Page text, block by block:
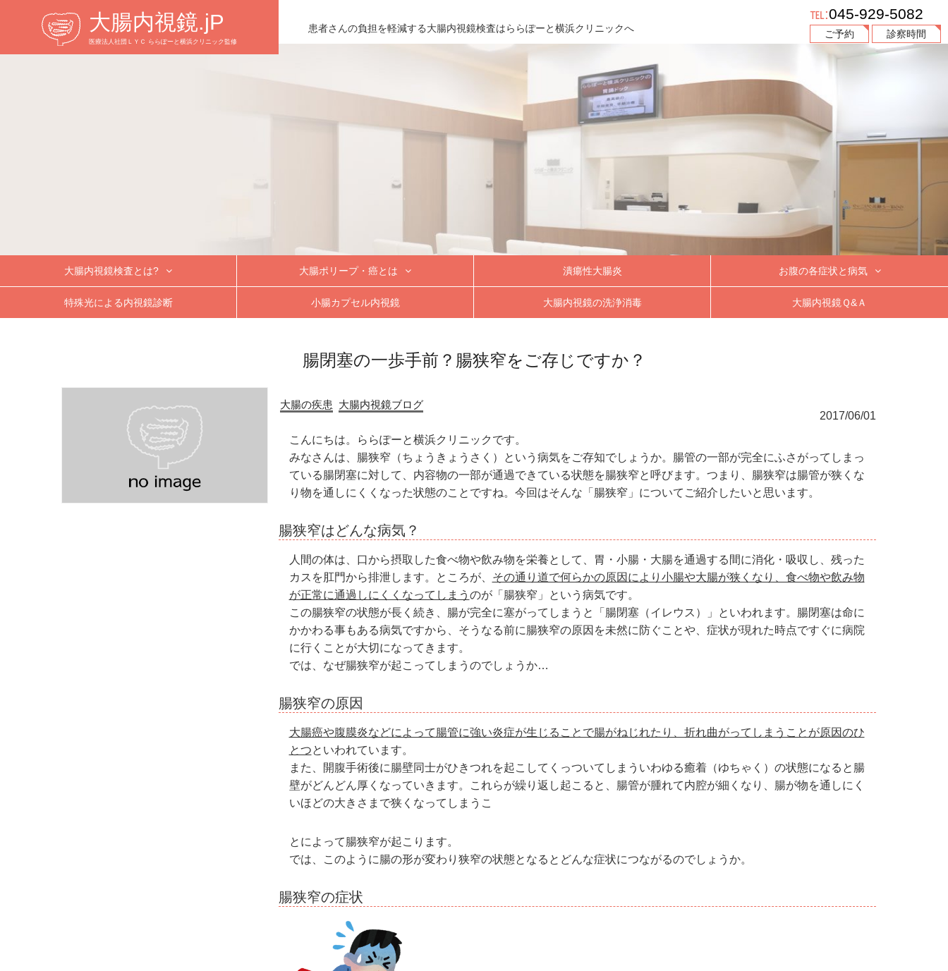
大腸内視鏡.jP
医療法人社団ＬＹＣ ららぽーと横浜クリニック監修
患者さんの負担を軽減する大腸内視鏡検査はららぽーと横浜クリニックへ
℡:045-929-5082
ご予約 診察時間
大腸内視鏡検査とは?
痛くない大腸内視鏡検査
大腸内視鏡検査の流れ
他の大腸検査法との違い
大腸ポリープ・癌とは
大腸ポリープの内視鏡的切除
内視鏡検査で可能な手術
潰瘍性大腸炎 お腹の各症状と病気
血 便
便 秘
下 痢
腹 痛
特殊光による内視鏡診断 小腸カプセル内視鏡 大腸内視鏡の洗浄消毒 大腸内視鏡Ｑ&Ａ
腸閉塞の一歩手前？腸狭窄をご存じですか？
大腸の疾患 大腸内視鏡ブログ
2017/06/01
こんにちは。ららぽーと横浜クリニックです。
みなさんは、腸狭窄（ちょうきょうさく）という病気をご存知でしょうか。腸管の一部が完全にふさがってしまっ
ている腸閉塞に対して、内容物の一部が通過できている状態を腸狭窄と呼びます。つまり、腸狭窄は腸管が狭くな
り物を通しにくくなった状態のことですね。今回はそんな「腸狭窄」についてご紹介したいと思います。
腸狭窄はどんな病気？
人間の体は、口から摂取した食べ物や飲み物を栄養として、胃・小腸・大腸を通過する間に消化・吸収し、残った
カスを肛門から排泄します。ところが、 その通り道で何らかの原因により小腸や大腸が狭くなり、食べ物や飲み物
が正常に通過しにくくなってしまう のが「腸狭窄」という病気です。
この腸狭窄の状態が長く続き、腸が完全に塞がってしまうと「腸閉塞（イレウス）」といわれます。腸閉塞は命に
かかわる事もある病気ですから、そうなる前に腸狭窄の原因を未然に防ぐことや、症状が現れた時点ですぐに病院
に行くことが大切になってきます。
では、なぜ腸狭窄が起こってしまうのでしょうか…
腸狭窄の原因
大腸癌や腹膜炎などによって腸管に強い炎症が生じることで腸がねじれたり、折れ曲がってしまうことが原因のひ
とつといわれています。
また、開腹手術後に腸壁同士がひきつれを起こしてくっついてしまういわゆる癒着（ゆちゃく）の状態になると腸
壁がどんどん厚くなっていきます。これらが繰り返し起こると、腸管が腫れて内腔が細くなり、腸が物を通しにく
いほどの大きさまで狭くなってしまうこ
とによって腸狭窄が起こります。
では、このように腸の形が変わり狭窄の状態となるとどんな症状につながるのでしょうか。
腸狭窄の症状